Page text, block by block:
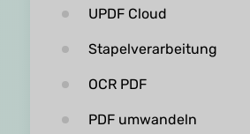
UPDF Cloud
Stapelverarbeitung
OCR PDF
PDF umwandeln